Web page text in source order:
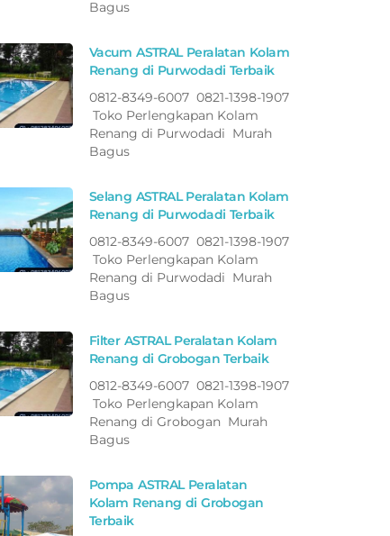
Bagus
Vacum ASTRAL Peralatan Kolam
Renang di Purwodadi Terbaik
0812-8349-6007 0821-1398-1907
Toko Perlengkapan Kolam
Renang di Purwodadi Murah
Bagus
Selang ASTRAL Peralatan Kolam
Renang di Purwodadi Terbaik
0812-8349-6007 0821-1398-1907
Toko Perlengkapan Kolam
Renang di Purwodadi Murah
Bagus
Filter ASTRAL Peralatan Kolam
Renang di Grobogan Terbaik
0812-8349-6007 0821-1398-1907
Toko Perlengkapan Kolam
Renang di Grobogan Murah
Bagus
Pompa ASTRAL Peralatan
Kolam Renang di Grobogan
Terbaik